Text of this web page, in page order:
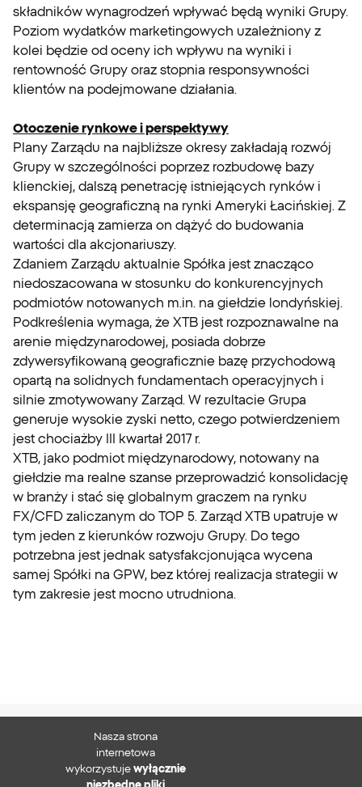
składników wynagrodzeń wpływać będą wyniki Grupy.
Poziom wydatków marketingowych uzależniony z
kolei będzie od oceny ich wpływu na wyniki i
rentowność Grupy oraz stopnia responsywności
klientów na podejmowane działania.
Otoczenie rynkowe i perspektywy
Plany Zarządu na najbliższe okresy zakładają rozwój
Grupy w szczególności poprzez rozbudowę bazy
klienckiej, dalszą penetrację istniejących rynków i
ekspansję geograficzną na rynki Ameryki Łacińskiej. Z
determinacją zamierza on dążyć do budowania
wartości dla akcjonariuszy.
Zdaniem Zarządu aktualnie Spółka jest znacząco
niedoszacowana w stosunku do konkurencyjnych
podmiotów notowanych m.in. na giełdzie londyńskiej.
Podkreślenia wymaga, że XTB jest rozpoznawalne na
arenie międzynarodowej, posiada dobrze
zdywersyfikowaną geograficznie bazę przychodową
opartą na solidnych fundamentach operacyjnych i
silnie zmotywowany Zarząd. W rezultacie Grupa
generuje wysokie zyski netto, czego potwierdzeniem
jest chociażby III kwartał 2017 r.
XTB, jako podmiot międzynarodowy, notowany na
giełdzie ma realne szanse przeprowadzić konsolidację
w branży i stać się globalnym graczem na rynku
FX/CFD zaliczanym do TOP 5. Zarząd XTB upatruje w
tym jeden z kierunków rozwoju Grupy. Do tego
potrzebna jest jednak satysfakcjonująca wycena
samej Spółki na GPW, bez której realizacja strategii w
tym zakresie jest mocno utrudniona.
XTB S.A.
Nasza strona
internetowa
wykorzystuje wyłącznie